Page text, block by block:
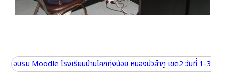
อบรม Moodle โรงเรียนบ้านโคกทุ่งน้อย หนองบัวลำภู เขต2 วันที่ 1-3